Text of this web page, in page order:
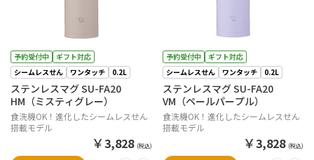
予約受付中
ギフト対応
シームレスせん
ワンタッチ 0.2L
ステンレスマグ SU-FA20
HM（ミスティグレー）
食洗機OK！進化したシームレスせん
搭載モデル
￥3,828 (税込)
予約受付中
ギフト対応
シームレスせん
ワンタッチ 0.2L
ステンレスマグ SU-FA20
VM（ペールパープル）
食洗機OK！進化したシームレスせん
搭載モデル
￥3,828 (税込)